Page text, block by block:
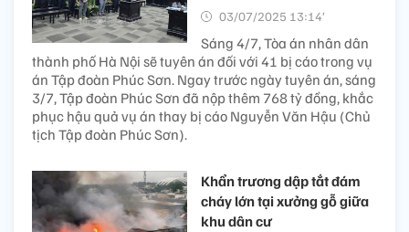
03/07/2025 13:14’
Sáng 4/7, Tòa án nhân dân
thành phố Hà Nội sẽ tuyên án đối với 41 bị cáo trong vụ
án Tập đoàn Phúc Sơn. Ngay trước ngày tuyên án, sáng
3/7, Tập đoàn Phúc Sơn đã nộp thêm 768 tỷ đồng, khắc
phục hậu quả vụ án thay bị cáo Nguyễn Văn Hậu (Chủ
tịch Tập đoàn Phúc Sơn).
Khẩn trương dập tắt đám
cháy lớn tại xưởng gỗ giữa
khu dân cư